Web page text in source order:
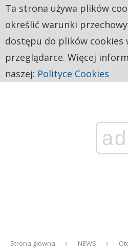
ad
Strona główna NEWS
Ta strona używa plików
określić warunki
dostępu do plików cookies
przeglądarce. Więcej
naszej: Polityce Cookies